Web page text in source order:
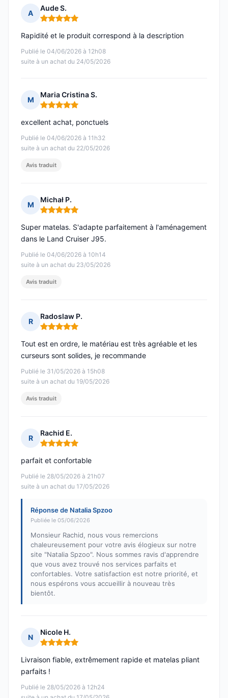
A
Aude S.
Note : 5 sur 5
Publié le 04/06/2026 à 12h08
suite à un achat du 24/05/2026
Rapidité et le produit correspond à la description
M
Maria Cristina S.
Note : 5 sur 5
Publié le 04/06/2026 à 11h32
suite à un achat du 22/05/2026
excellent achat, ponctuels
Avis traduit
M
Michał P.
Note : 5 sur 5
Publié le 04/06/2026 à 10h14
suite à un achat du 23/05/2026
Super matelas. S'adapte parfaitement à l'aménagement
dans le Land Cruiser J95.
Avis traduit
R
Radoslaw P.
Note : 5 sur 5
Publié le 31/05/2026 à 15h08
suite à un achat du 19/05/2026
Tout est en ordre, le matériau est très agréable et les
curseurs sont solides, je recommande
Avis traduit
R
Rachid E.
Note : 5 sur 5
Publié le 28/05/2026 à 21h07
suite à un achat du 17/05/2026
parfait et confortable
Réponse de Natalia Spzoo
Publiée le 05/06/2026
Monsieur Rachid, nous vous remercions
chaleureusement pour votre avis élogieux sur notre
site "Natalia Spzoo". Nous sommes ravis d'apprendre
que vous avez trouvé nos services parfaits et
confortables. Votre satisfaction est notre priorité, et
nous espérons vous accueillir à nouveau très
bientôt.
N
Nicole H.
Note : 5 sur 5
Publié le 28/05/2026 à 12h24
Livraison fiable, extrêmement rapide et matelas pliant
parfaits !